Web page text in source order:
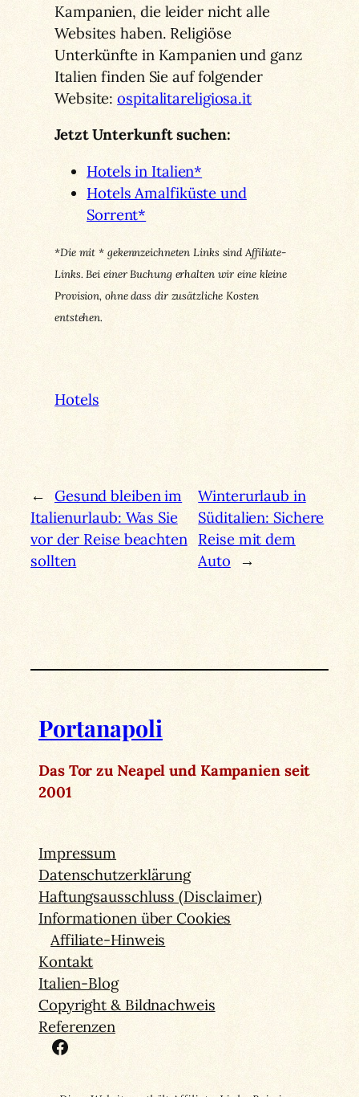
Kampanien, die leider nicht alle
Websites haben. Religiöse
Unterkünfte in Kampanien und ganz
Italien finden Sie auf folgender
Website:ospitalitareligiosa.it
Jetzt Unterkunft suchen:
Hotels in Italien*
Hotels Amalfiküste und
Sorrent*
*Die mit * gekennzeichneten Links sind Affiliate-
Links. Bei einer Buchung erhalten wir eine kleine
Provision, ohne dass dir zusätzliche Kosten
entstehen.
Hotels
← Gesund bleiben im
Italienurlaub: Was Sie
vor der Reise beachten
sollten
Winterurlaub in
Süditalien: Sichere
Reise mit dem
Auto
→
Portanapoli
Das Tor zu Neapel und Kampanien seit
2001
Impressum
Datenschutzerklärung
Haftungsausschluss (Disclaimer)
Informationen über Cookies
Affiliate-Hinweis
Kontakt
Italien-Blog
Copyright & Bildnachweis
Referenzen
Facebook